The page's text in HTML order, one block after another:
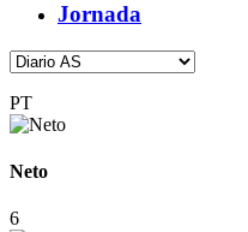
Jornada
PT
Neto
6